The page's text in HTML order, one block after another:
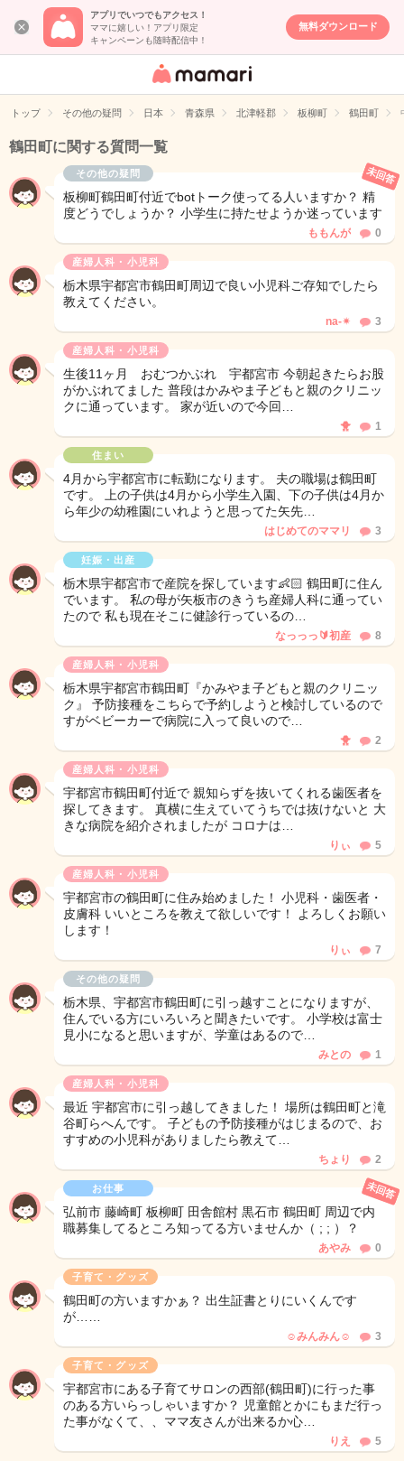
アプリでいつでもアクセス！
ママに嬉しい！アプリ限定
キャンペーンも随時配信中！
無料ダウンロード
女性専用匿名QA
イト
トップ その他の疑問 日本 青森県 北津軽郡 板柳町 鶴田町
鶴田町に関する質問一覧
その他の疑問
板柳町鶴田町付近でbotトーク使ってる人いますか？ 精
度どうでしょうか？ 小学生に持たせようか迷っています
未回答
ももんが 0
産婦人科・小児科
栃木県宇都宮市鶴田町周辺で良い小児科ご存知でしたら
教えてください。
na-✴︎ 3
産婦人科・小児科
生後11ヶ月 おむつかぶれ 宇都宮市 今朝起きたらお股
がかぶれてました 普段はかみやま子どもと親のクリニッ
クに通っています。 家が近いので今回…
🐥 1
住まい
4月から宇都宮市に転勤になります。 夫の職場は鶴田町
です。 上の子供は4月から小学生入園、下の子供は4月か
ら年少の幼稚園にいれようと思ってた矢先…
はじめてのママリ 3
妊娠・出産
栃木県宇都宮市で産院を探しています👶🏻 鶴田町に住ん
でいます。 私の母が矢板市のきうち産婦人科に通ってい
たので 私も現在そこに健診行っているの…
なっっっ🔰初産 8
産婦人科・小児科
栃木県宇都宮市鶴田町『かみやま子どもと親のクリニッ
ク』 予防接種をこちらで予約しようと検討しているので
すがベビーカーで病院に入って良いので…
🐥 2
産婦人科・小児科
宇都宮市鶴田町付近で 親知らずを抜いてくれる歯医者を
探してきます。 真横に生えていてうちでは抜けないと 大
きな病院を紹介されましたが コロナは…
りぃ 5
産婦人科・小児科
宇都宮市の鶴田町に住み始めました！ 小児科・歯医者・
皮膚科 いいところを教えて欲しいです！ よろしくお願い
します！
りぃ 7
その他の疑問
栃木県、宇都宮市鶴田町に引っ越すことになりますが、
住んでいる方にいろいろと聞きたいです。 小学校は富士
見小になると思いますが、学童はあるので…
みとの 1
産婦人科・小児科
最近 宇都宮市に引っ越してきました！ 場所は鶴田町と滝
谷町らへんです。 子どもの予防接種がはじまるので、お
すすめの小児科がありましたら教えて…
ちょり 2
お仕事
弘前市 藤崎町 板柳町 田舎館村 黒石市 鶴田町 周辺で内
職募集してるところ知ってる方いませんか（ ; ; ）？
未回答
あやみ 0
子育て・グッズ
鶴田町の方いますかぁ？ 出生証書とりにいくんです
が……
☺︎︎みんみん‪‪☺︎‬ 3
子育て・グッズ
宇都宮市にある子育てサロンの西部(鶴田町)に行った事
のある方いらっしゃいますか？ 児童館とかにもまだ行っ
た事がなくて、、ママ友さんが出来るか心…
りえ 5